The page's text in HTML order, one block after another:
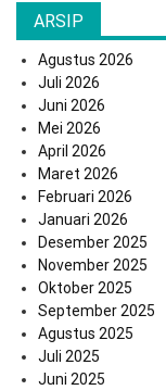
ARSIP
Agustus 2026
Juli 2026
Juni 2026
Mei 2026
April 2026
Maret 2026
Februari 2026
Januari 2026
Desember 2025
November 2025
Oktober 2025
September 2025
Agustus 2025
Juli 2025
Juni 2025